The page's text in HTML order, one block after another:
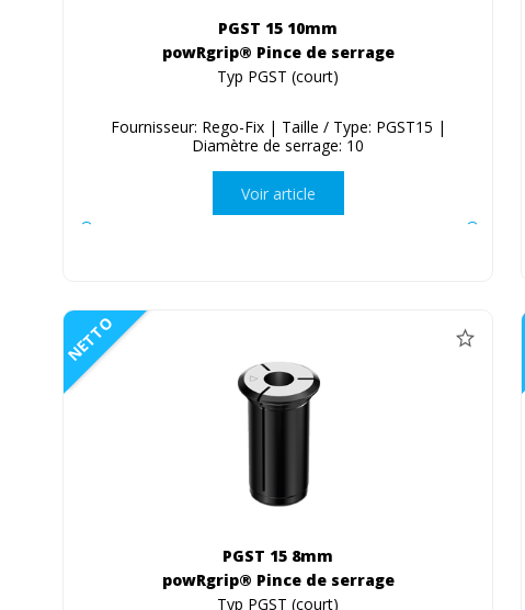
PGST 15 10mm
powRgrip® Pince de serrage
Typ PGST (court)
Fournisseur: Rego-Fix | Taille / Type: PGST15 |
Diamètre de serrage: 10
Voir article
NETTO
PGST 15 8mm
powRgrip® Pince de serrage
Typ PGST (court)